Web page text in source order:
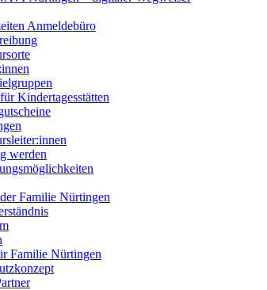
Anmeldebüro
Kindertagesstätten
werden
Familie Nürtingen
Familie Nürtingen